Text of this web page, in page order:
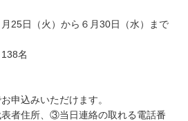
25日（火）から６月30日（水）まで
名
込みいただけます。
所、③当日連絡の取れる電話番